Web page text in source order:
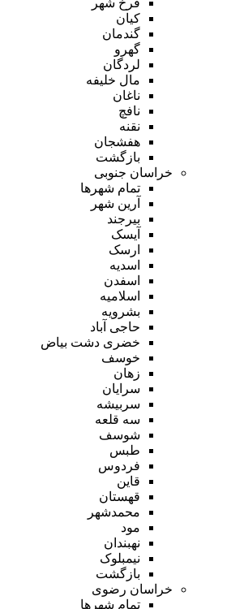
کیان
گندمان
گهرو
لردگان
مال خلیفه
ناغان
نافچ
نقنه
هفشجان
بازگشت
خراسان جنوبی
تمام شهر‌ها
آرین شهر
بیرجند
آیسک
ارسک
اسدیه
اسفدن
اسلامیه
بشرویه
حاجی آباد
خضری دشت بیاض
خوسف
زهان
سرایان
سربیشه
سه قلعه
شوسف
طبس
فردوس
قاین
قهستان
محمدشهر
مود
نهبندان
نیمبلوک
بازگشت
خراسان رضوی
تمام شهر‌ها